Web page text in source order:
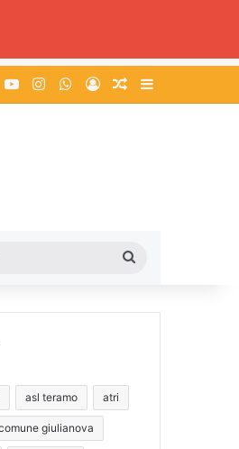
You TubeInstagramWhatsApp
AccediUn articolo a
asl teramo atri
giulianova